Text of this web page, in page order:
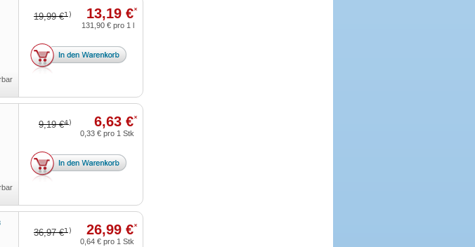
19,99 €1) 13,19 €*
131,90 € pro 1 l
9,19 €4) 6,63 €*
0,33 € pro 1 Stk
36,97 €1) 26,99 €*
0,64 € pro 1 Stk